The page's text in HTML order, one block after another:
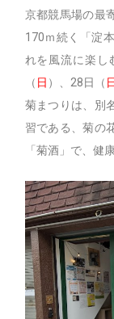
京都競馬場の最
170ｍ続く「淀
れを風流に楽し
（ 日 ）、28日（
菊まつりは、別
習である、菊の
「菊酒」で、健